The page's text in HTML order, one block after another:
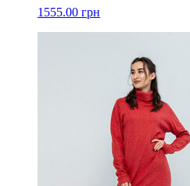
1555.00 грн